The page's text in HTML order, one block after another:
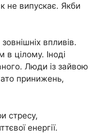
не випускає. Якби
впливів.
цілому. Іноді
Люди із зайвою
принижень,
стресу,
енергії.